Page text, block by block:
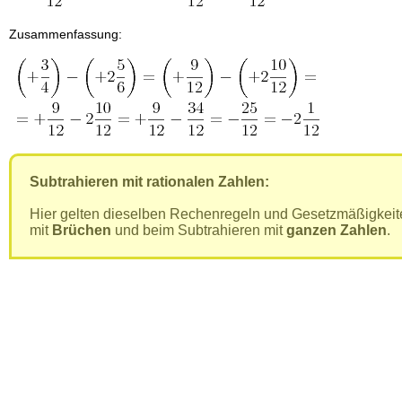
Zusammenfassung:
Subtrahieren mit rationalen Zahlen:
Hier gelten dieselben Rechenregeln und
mit Brüchen und beim Subtrahieren mitganzen Zahlen.